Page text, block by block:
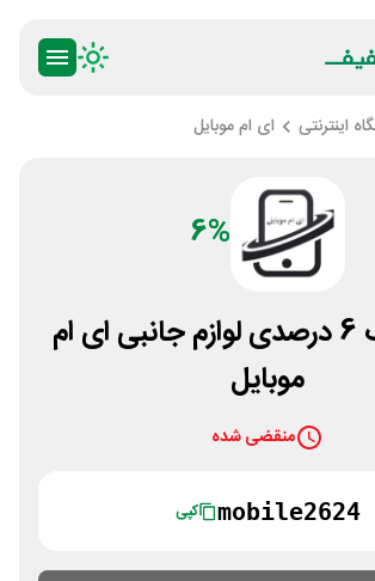
اینترنتی ای ام موبایل
6%
کد تخفیف 6 درصدی لوازم جانبی ای ام
موبایل
منقضی شده
mobile2624 کپی